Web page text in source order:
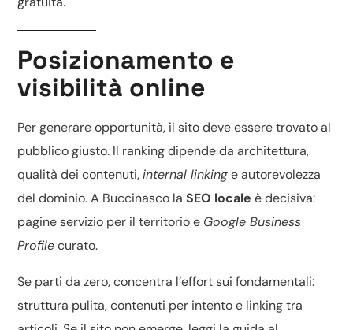
Posizionamento e
visibilità online
Per generare opportunità, il sito deve essere trovato al
pubblico giusto. Il ranking dipende da architettura,
qualità dei contenuti,internal linkinge autorevolezza
del dominio. A Buccinasco laSEO locale è decisiva:
pagine servizio per il territorio e Google Business
Profilecurato.
Se parti da zero, concentra l’effort sui fondamentali:
struttura pulita, contenuti per intento e linking tra